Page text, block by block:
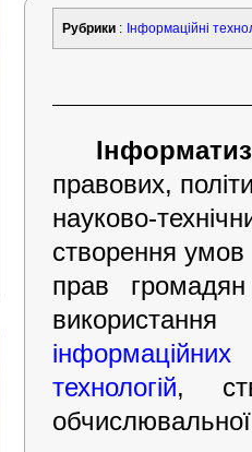
Рубрики : Інформаційні
правових,
науково-
створення
прав
використання
технологій,
обчислювальної